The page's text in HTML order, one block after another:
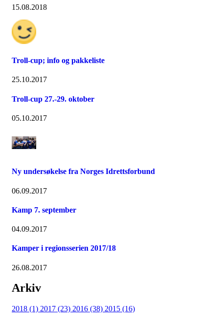
15.08.2018
Troll-cup; info og pakkeliste
25.10.2017
Troll-cup 27.-29. oktober
05.10.2017
Ny undersøkelse fra Norges Idrettsforbund
06.09.2017
Kamp 7. september
04.09.2017
Kamper i regionsserien 2017/18
26.08.2017
Arkiv
2018 (1) 2017 (23) 2016 (38) 2015 (16)